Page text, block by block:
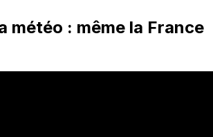
météo : même la France